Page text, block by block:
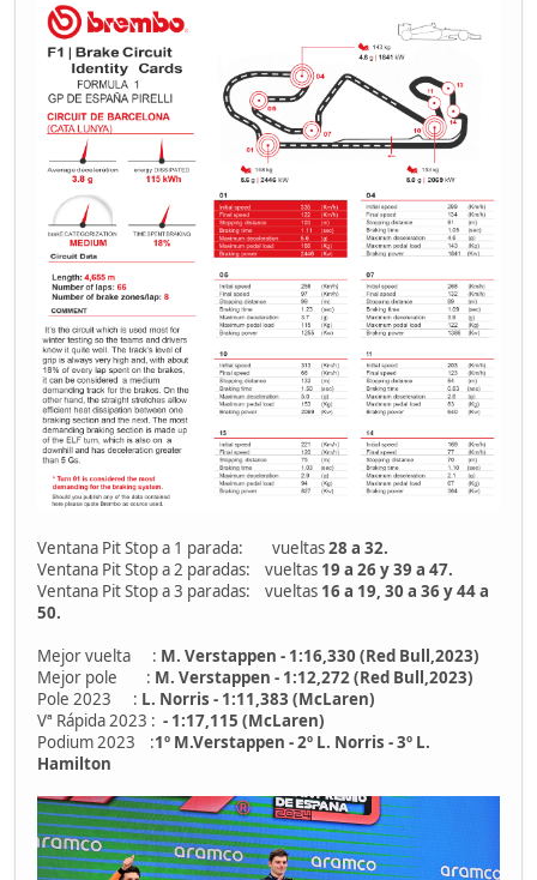
Ventana Pit Stop a 1 parada: vueltas28 a 32.
Ventana Pit Stop a 2 paradas: vueltas 19 a 26 y 39 a 47.
Ventana Pit Stop a 3 paradas: vueltas 16 a 19, 30 a 36 y 44 a
50.
Mejor vuelta : M. Verstappen - 1:16,330 (Red Bull,2023)
Mejor pole : M. Verstappen - 1:12,272 (Red Bull,2023)
Pole 2023 : L. Norris - 1:11,383 (McLaren)
Vª Rápida 2023 : - 1:17,115 (McLaren)
Podium 2023 :1º M.Verstappen - 2º L. Norris - 3º L.
Hamilton